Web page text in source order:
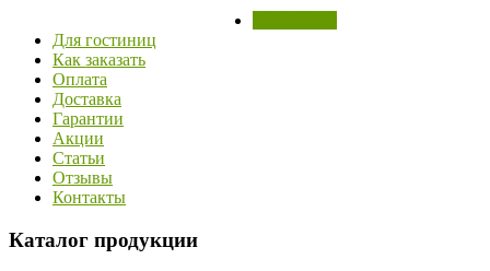
Для гостиниц
Как заказать
Оплата
Доставка
Гарантии
Акции
Статьи
Отзывы
Контакты
Каталог продукции